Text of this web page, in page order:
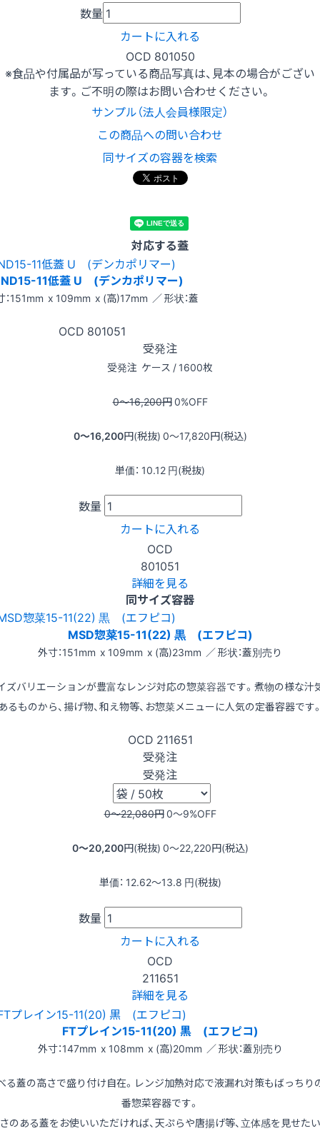
数量
カートに入れる
OCD 801050
※食品や付属品が写っている商品写真は、見本の場合がござい
ます。ご不明の際はお問い合わせください。
サンプル（法人会員様限定）
この商品への問い合わせ
同サイズの容器を検索
対応する蓋
ND15-11低蓋 U (デンカポリマー)
：151mm x 109mm x (高)17mm ／ 形状：蓋
OCD 801051
受発注
受発注 ケース / 1600枚
0〜16,200円0%OFF
0〜16,200円(税抜) 0〜17,820円(税込)
単価： 10.12 円(税抜)
数量
カートに入れる
OCD
801051
詳細を見る
同サイズ容器
MSD惣菜15-11(22) 黒 (エフピコ)
外寸：151mm x 109mm x (高)23mm ／ 形状：蓋別売り
ズバリエーションが豊富なレンジ対応の惣菜容器です。煮物の様な汁
るものから、揚げ物、和え物等、お惣菜メニューに人気の定番容器です
OCD 211651
受発注
受発注
0〜22,080円0〜9%OFF
0〜20,200円(税抜) 0〜22,220円(税込)
単価： 12.62〜13.8 円(税抜)
数量
カートに入れる
OCD
211651
詳細を見る
FTプレイン15-11(20) 黒 (エフピコ)
外寸：147mm x 108mm x (高)20mm ／ 形状：蓋別売り
る蓋の高さで盛り付け自在。レンジ加熱対応で液漏れ対策もばっちり
番惣菜容器です。
のある蓋をお使いいただければ、天ぷらや唐揚げ等、立体感を見せた